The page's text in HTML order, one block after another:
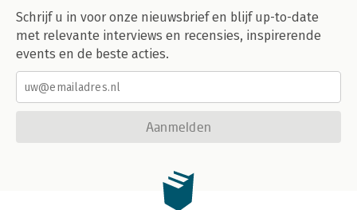
Schrijf u in voor onze nieuwsbrief en blijf up-to-date
met relevante interviews en recensies, inspirerende
events en de beste acties.
Aanmelden